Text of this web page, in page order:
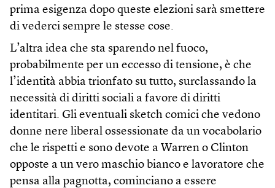
prima esigenza dopo queste elezioni sarà smettere
di vederci sempre le stesse cose.
L’altra idea che sta sparendo nel fuoco,
probabilmente per un eccesso di tensione, è che
l’identità abbia trionfato su tutto, surclassando la
necessità di diritti sociali a favore di diritti
identitari. Gli eventuali sketch comici che vedono
donne nere liberal ossessionate da un vocabolario
che le rispetti e sono devote a Warren o Clinton
opposte a un vero maschio bianco e lavoratore che
pensa alla pagnotta, cominciano a essere